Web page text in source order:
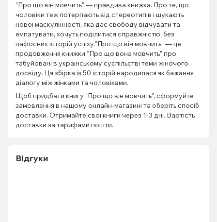
"Про що він мовчить" — правдива книжка. Про те, що
чоловіки теж потерпають від стереотипів і шукають
нової маскулінності, яка дає свободу відчувати та
емпатувати, хочуть поділитися справжністю, без
пафосних історій успіху."Про що він мовчить" — це
продовження книжки “Про що вона мовчить” про
табуйовані в українському суспільстві теми жіночого
досвіду. Ця збірка із 50 історій народилася як бажання
діалогу між жінками та чоловіками.
Щоб придбати книгу "Про що він мовчить", сформуйте
замовлення в нашому онлайн-магазині та оберіть спосіб
доставки. Отримайте свої книги через 1-3 дні. Вартість
доставки за тарифами пошти.
Відгуки